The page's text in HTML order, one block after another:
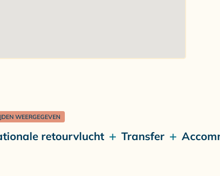
WEERGEGEVEN
retourvlucht Transfer